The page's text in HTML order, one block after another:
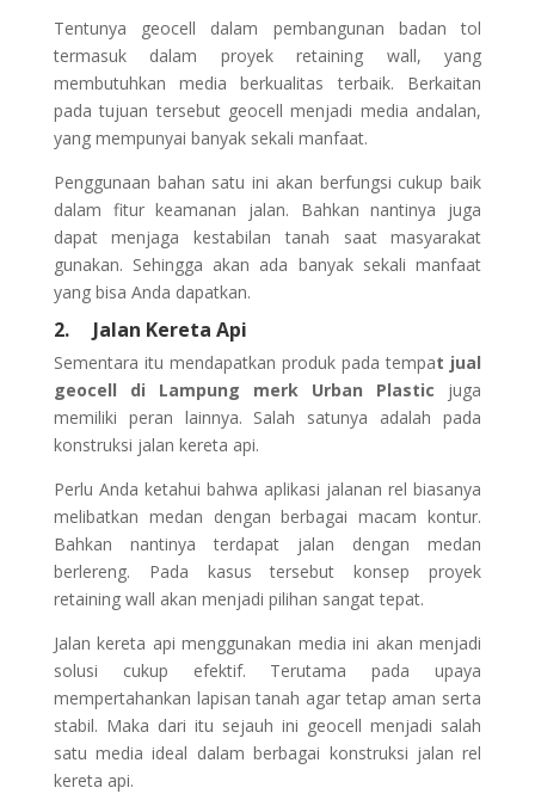
Tentunya geocell dalam pembangunan badan tol
termasuk dalam proyek retaining wall, yang
membutuhkan media berkualitas terbaik. Berkaitan
pada tujuan tersebut geocell menjadi media andalan,
yang mempunyai banyak sekali manfaat.
Penggunaan bahan satu ini akan berfungsi cukup baik
dalam fitur keamanan jalan. Bahkan nantinya juga
dapat menjaga kestabilan tanah saat masyarakat
gunakan. Sehingga akan ada banyak sekali manfaat
yang bisa Anda dapatkan.
2. Jalan Kereta Api
Sementara itu mendapatkan produk pada tempat jual
geocell di Lampung merk Urban Plastic juga
memiliki peran lainnya. Salah satunya adalah pada
konstruksi jalan kereta api.
Perlu Anda ketahui bahwa aplikasi jalanan rel biasanya
melibatkan medan dengan berbagai macam kontur.
Bahkan nantinya terdapat jalan dengan medan
berlereng. Pada kasus tersebut konsep proyek
retaining wall akan menjadi pilihan sangat tepat.
Jalan kereta api menggunakan media ini akan menjadi
solusi cukup efektif. Terutama pada upaya
mempertahankan lapisan tanah agar tetap aman serta
stabil. Maka dari itu sejauh ini geocell menjadi salah
satu media ideal dalam berbagai konstruksi jalan rel
kereta api.